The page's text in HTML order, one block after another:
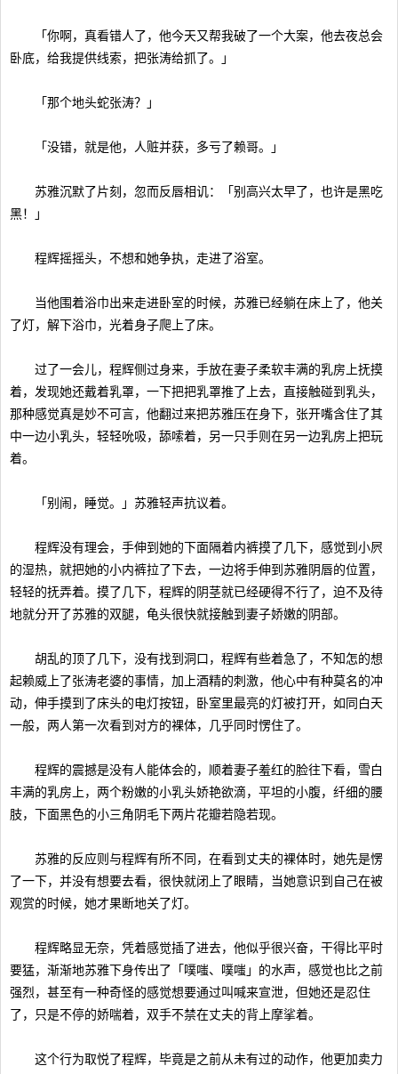
「你啊，真看错人了，他今天又帮我破了一个大案，他去夜总会
卧底，给我提供线索，把张涛给抓了。」
「那个地头蛇张涛？」
「没错，就是他，人赃并获，多亏了赖哥。」
苏雅沉默了片刻，忽而反唇相讥：「别高兴太早了，也许是黑吃
黑！」
程辉摇摇头，不想和她争执，走进了浴室。
当他围着浴巾出来走进卧室的时候，苏雅已经躺在床上了，他关
了灯，解下浴巾，光着身子爬上了床。
过了一会儿，程辉侧过身来，手放在妻子柔软丰满的乳房上抚摸
着，发现她还戴着乳罩，一下把把乳罩推了上去，直接触碰到乳头，
那种感觉真是妙不可言，他翻过来把苏雅压在身下，张开嘴含住了其
中一边小乳头，轻轻吮吸，舔嗦着，另一只手则在另一边乳房上把玩
着。
「别闹，睡觉。」苏雅轻声抗议着。
程辉没有理会，手伸到她的下面隔着内裤摸了几下，感觉到小屄
的湿热，就把她的小内裤拉了下去，一边将手伸到苏雅阴唇的位置，
轻轻的抚弄着。摸了几下，程辉的阴茎就已经硬得不行了，迫不及待
地就分开了苏雅的双腿，龟头很快就接触到妻子娇嫩的阴部。
胡乱的顶了几下，没有找到洞口，程辉有些着急了，不知怎的想
起赖威上了张涛老婆的事情，加上酒精的刺激，他心中有种莫名的冲
动，伸手摸到了床头的电灯按钮，卧室里最亮的灯被打开，如同白天
一般，两人第一次看到对方的裸体，几乎同时愣住了。
程辉的震撼是没有人能体会的，顺着妻子羞红的脸往下看，雪白
丰满的乳房上，两个粉嫩的小乳头娇艳欲滴，平坦的小腹，纤细的腰
肢，下面黑色的小三角阴毛下两片花瓣若隐若现。
苏雅的反应则与程辉有所不同，在看到丈夫的裸体时，她先是愣
了一下，并没有想要去看，很快就闭上了眼睛，当她意识到自己在被
观赏的时候，她才果断地关了灯。
程辉略显无奈，凭着感觉插了进去，他似乎很兴奋，干得比平时
要猛，渐渐地苏雅下身传出了「噗嗤、噗嗤」的水声，感觉也比之前
强烈，甚至有一种奇怪的感觉想要通过叫喊来宣泄，但她还是忍住
了，只是不停的娇喘着，双手不禁在丈夫的背上摩挲着。
这个行为取悦了程辉，毕竟是之前从未有过的动作，他更加卖力